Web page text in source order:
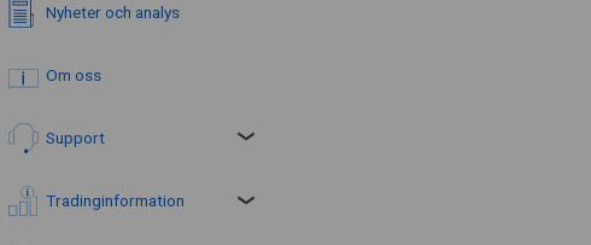
Nyheter och analys
Om oss
Support
Tradinginformation